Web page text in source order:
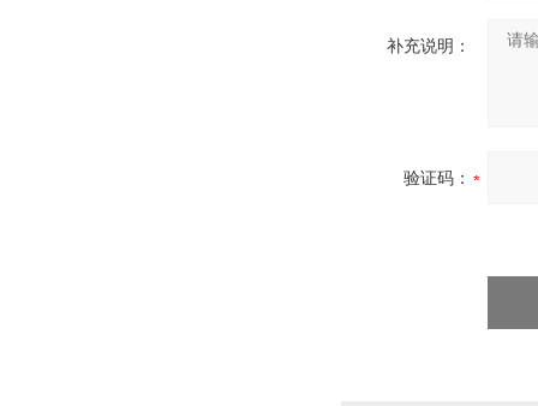
补充说明：
验证码：